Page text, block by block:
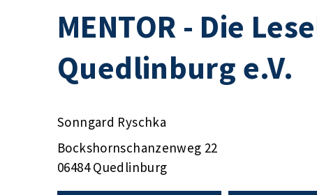
MENTOR - Die
Quedlinburg e.V.
Sonngard Ryschka
Bockshornschanzenweg 22
06484 Quedlinburg